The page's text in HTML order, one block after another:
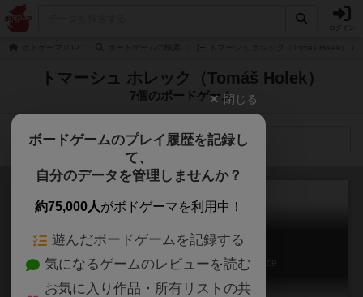
トマーシュ ホレック（Tomáš Holek）
7個のボードゲーム
検索メニュー
セティ：地球外知的生命体探査
SETI: Search for Extraterrestrial Intelligence
閉じる
ボードゲームのプレイ履歴を記録し
て、
自分のデータを管理しませんか？
約75,000人がボドゲーマを利用中！
遊んだボードゲームを記録する
気になるゲームのレビューを読む
お気に入り作品・所有リストの共